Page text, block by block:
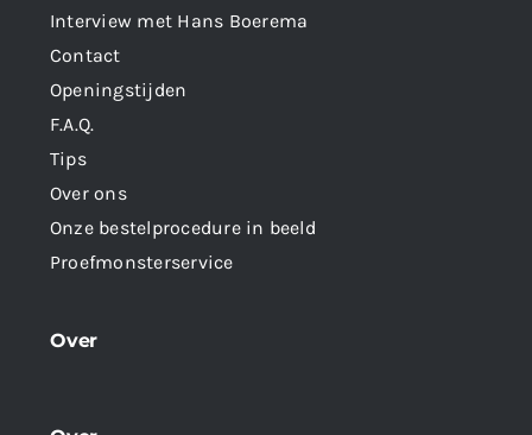
Interview met Hans Boerema
Contact
Openingstijden
F.A.Q.
Tips
Over ons
Onze bestelprocedure in beeld
Proefmonsterservice
Over